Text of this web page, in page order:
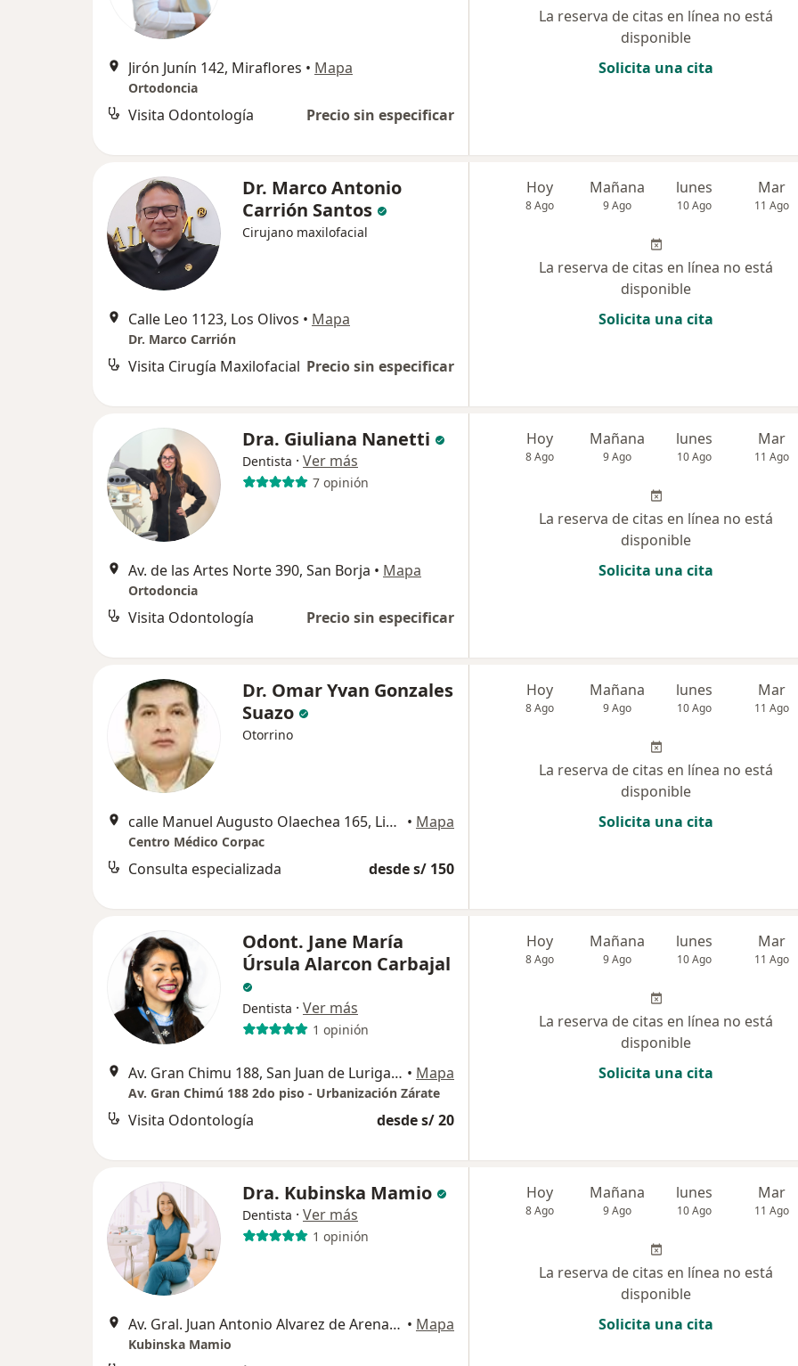
Jirón Junín 142, Miraflores • Mapa
Ortodoncia
Visita Odontología Precio sin especificar
La reserva de citas en línea no está
disponible
Solicita una cita
Dr. Marco Antonio
Carrión Santos
Cirujano maxilofacial
Calle Leo 1123, Los Olivos • Mapa
Dr. Marco Carrión
Visita Cirugía Maxilofacial Precio sin especificar
Hoy
8 Ago
Mañana
9 Ago
lunes
10 Ago
Mar
11 Ago
La reserva de citas en línea no está
disponible
Solicita una cita
Dra. Giuliana Nanetti
Dentista · Ver más
7 opinión
Av. de las Artes Norte 390, San Borja • Mapa
Ortodoncia
Visita Odontología Precio sin especificar
Hoy
8 Ago
Mañana
9 Ago
lunes
10 Ago
Mar
11 Ago
La reserva de citas en línea no está
disponible
Solicita una cita
Dr. Omar Yvan Gonzales
Suazo
Otorrino
calle Manuel Augusto Olaechea 165, Lima • Mapa
Centro Médico Corpac
Consulta especializada desde s/ 150
Hoy
8 Ago
Mañana
9 Ago
lunes
10 Ago
Mar
11 Ago
La reserva de citas en línea no está
disponible
Solicita una cita
Odont. Jane María
Úrsula Alarcon Carbajal
Dentista · Ver más
1 opinión
Av. Gran Chimu 188, San Juan de Lurigancho • Mapa
Av. Gran Chimú 188 2do piso - Urbanización Zárate
Visita Odontología desde s/ 20
Hoy
8 Ago
Mañana
9 Ago
lunes
10 Ago
Mar
11 Ago
La reserva de citas en línea no está
disponible
Solicita una cita
Dra. Kubinska Mamio
Dentista · Ver más
1 opinión
Av. Gral. Juan Antonio Alvarez de Arenales 1813, Lince • Mapa
Kubinska Mamio
Hoy
8 Ago
Mañana
9 Ago
lunes
10 Ago
Mar
11 Ago
La reserva de citas en línea no está
disponible
Solicita una cita